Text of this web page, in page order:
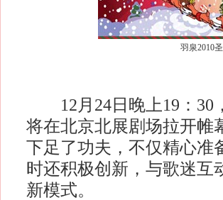
羽泉2010
12月24日晚上19：30
将在北京北展剧场拉开帷
下足了功夫，不仅精心准
时还积极创新，与歌迷互
新模式。